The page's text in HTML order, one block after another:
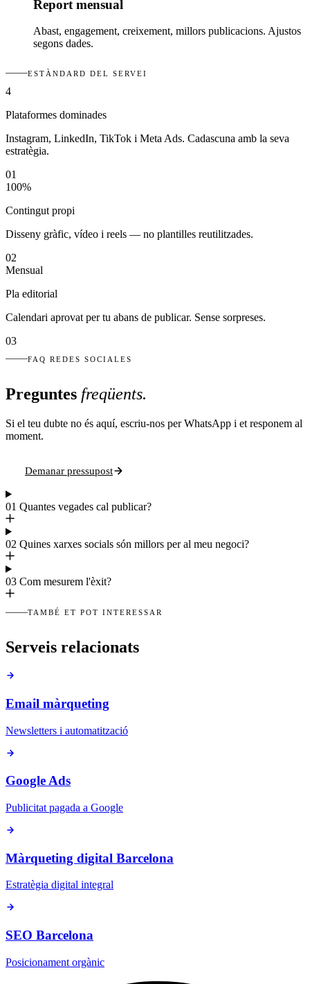
Report mensual
Abast, engagement, creixement, millors publicacions. Ajustos
segons dades.
ESTÀNDARD DEL SERVEI
4
Plataformes dominades
Instagram, LinkedIn, TikTok i Meta Ads. Cadascuna amb la seva
estratègia.
01
100%
Contingut propi
Disseny gràfic, vídeo i reels — no plantilles reutilitzades.
02
Mensual
Pla editorial
Calendari aprovat per tu abans de publicar. Sense sorpreses.
03
FAQ REDES SOCIALES
Preguntes freqüents.
Si el teu dubte no és aquí, escriu-nos per WhatsApp i et responem al
moment.
Demanar pressupost
01 Quantes vegades cal publicar?
02 Quines xarxes socials són millors per al meu negoci?
03 Com mesurem l'èxit?
TAMBÉ ET POT INTERESSAR
Serveis relacionats
Email màrqueting
Newsletters i automatització
Google Ads
Publicitat pagada a Google
Màrqueting digital Barcelona
Estratègia digital integral
SEO Barcelona
Posicionament orgànic